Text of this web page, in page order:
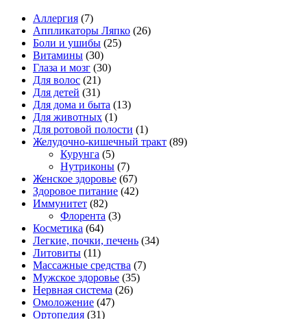
Аллергия (7)
Аппликаторы Ляпко (26)
Боли и ушибы (25)
Витамины (30)
Глаза и мозг (30)
Для волос (21)
Для детей (31)
Для дома и быта (13)
Для животных (1)
Для ротовой полости (1)
Желудочно-кишечный тракт (89)
Курунга (5)
Нутриконы (7)
Женское здоровье (67)
Здоровое питание (42)
Иммунитет (82)
Флорента (3)
Косметика (64)
Легкие, почки, печень (34)
Литовиты (11)
Массажные средства (7)
Мужское здоровье (35)
Нервная система (26)
Омоложение (47)
Ортопедия (31)